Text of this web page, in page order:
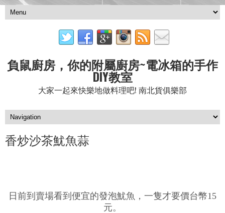
負鼠廚房，你的附屬廚房~電冰箱的手作
DIY教室
大家一起來快樂地做料理吧! 南北貨俱樂部
香炒沙茶魷魚蒜
日前到賣場看到便宜的發泡魷魚，一隻才要價台幣15
元。